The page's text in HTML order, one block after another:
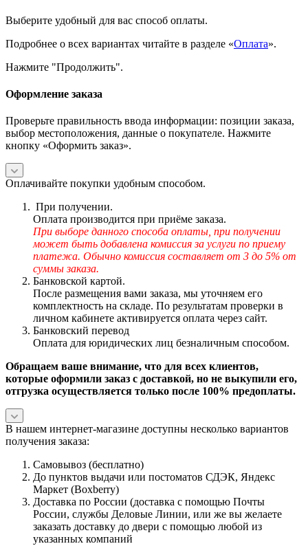
Выберите удобный для вас способ оплаты.
Подробнее о всех вариантах читайте в разделе «Оплата».
Нажмите "Продолжить".
Оформление заказа
Проверьте правильность ввода информации: позиции заказа,
выбор местоположения, данные о покупателе. Нажмите
кнопку «Оформить заказ».
Оплачивайте покупки удобным способом.
При получении.
Оплата производится при приёме заказа.
При выборе данного способа оплаты, при получении
может быть добавлена комиссия за услуги по приему
платежа. Обычно комиссия составляет от 3 до 5% от
суммы заказа.
Банковской картой.
После размещения вами заказа, мы уточняем его
комплектность на складе. По результатам проверки в
личном кабинете активируется оплата через сайт.
Банковский перевод
Оплата для юридических лиц безналичным способом.
Обращаем ваше внимание, что для всех клиентов,
которые оформили заказ с доставкой, но не выкупили его,
отгрузка осуществляется только после 100% предоплаты.
В нашем интернет-магазине доступны несколько вариантов
получения заказа:
Самовывоз (бесплатно)
До пунктов выдачи или постоматов СДЭК, Яндекс
Маркет (Boxberry)
Доставка по России (доставка с помощью Почты
России, службы Деловые Линии, или же вы желаете
заказать доставку до двери с помощью любой из
указанных компаний